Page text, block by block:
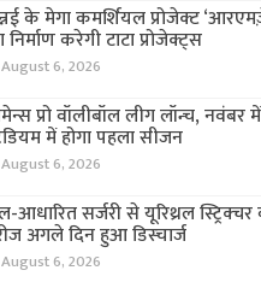
के मेगा कमर्शियल प्रोजेक्ट
निर्माण करेगी टाटा प्रोजेक्ट्स
August 6, 2026
प्रो वॉलीबॉल लीग लॉन्च, नवंबर
में होगा पहला सीजन
August 6, 2026
आधारित सर्जरी से यूरिथ्रल
अगले दिन हुआ डिस्चार्ज
August 6, 2026